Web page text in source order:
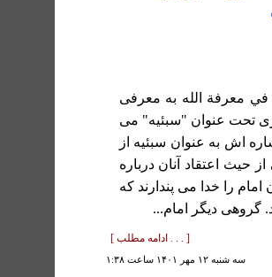
في معرفة الله به معرفی
تحت عنوان "سبئيه" می
اش به عنوان سبئيه از
اعتقاد آنان درباره
را خدا می پندارند که
گروهی ديگر امام...
[ . . . ادامه مطلب ]
سه شنبه ۱۲ مهر ۱۴۰۱ ساعت ۱:۳۸